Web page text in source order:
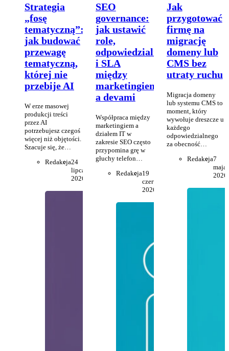
Strategia
„fosę
tematyczną”:
jak budować
przewagę
tematyczną,
której nie
przebije AI
W erze masowej
produkcji treści
przez AI
potrzebujesz czegoś
więcej niż objętości.
Szacuje się, że…
Redakcja24
lipca
2026
SEO
governance:
jak ustawić
role,
odpowiedzialności
i SLA
między
marketingiem
a devami
Współpraca między
marketingiem a
działem IT w
zakresie SEO często
przypomina grę w
głuchy telefon…
Redakcja19
czerwca
2026
Jak
przygotować
firmę na
migrację
domeny lub
CMS bez
utraty ruchu
Migracja domeny
lub systemu CMS to
moment, który
wywołuje dreszcze u
każdego
odpowiedzialnego
za obecność…
Redakcja7
maja
2026